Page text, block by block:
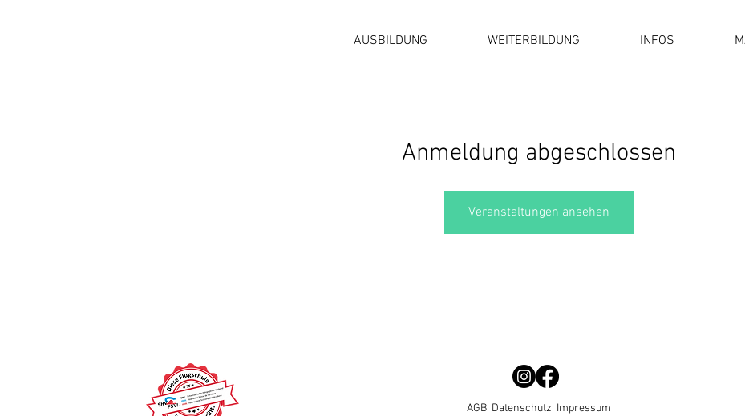
AUSBILDUNG WEITERBILDUNG INFOS
Anmeldung abgeschlossen
Veranstaltungen ansehen
AGB Datenschutz Impressum